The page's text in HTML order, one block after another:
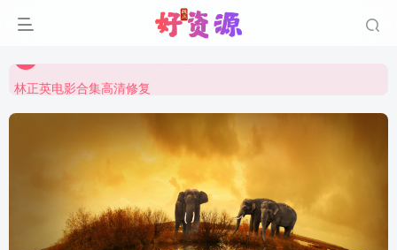
周星驰电影合集高清修复
林正英电影合集高清修复
周星驰电影合集高清修复
祝大家元旦快乐！！越来越好！